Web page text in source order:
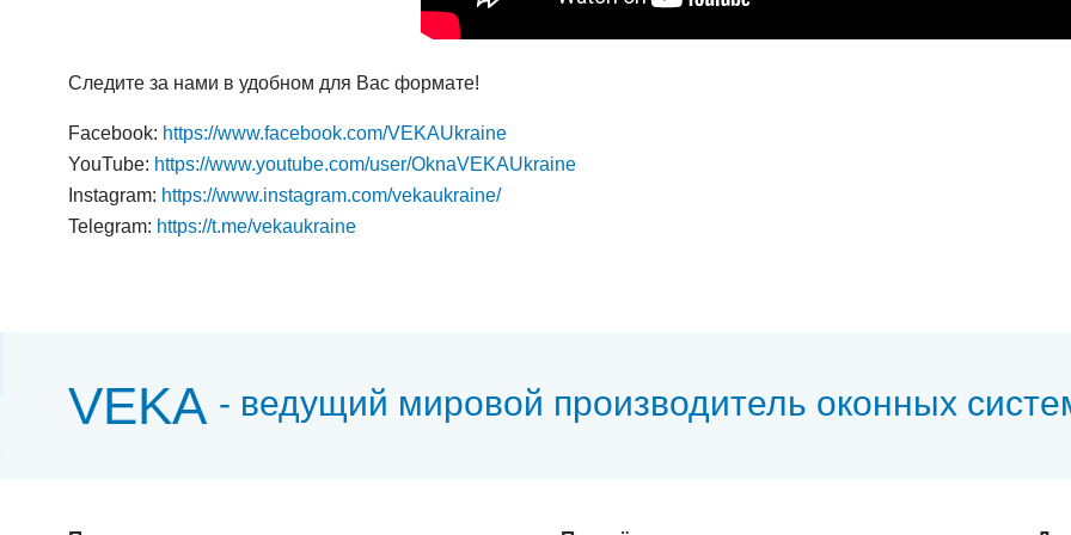
Следите за нами в удобном для Вас формате!
Facebook: https://www.facebook.com/VEKAUkraine
YouTube: https://www.youtube.com/user/OknaVEKAUkraine
Instagram: https://www.instagram.com/vekaukraine/
Telegram: https://t.me/vekaukraine
VEKA - ведущий мировой производитель оконных